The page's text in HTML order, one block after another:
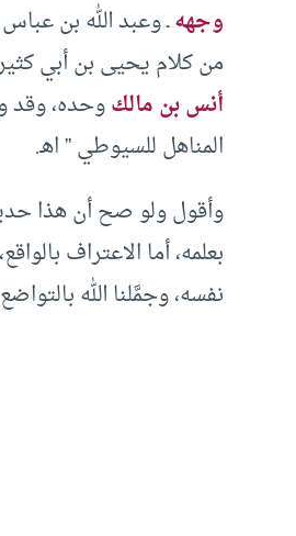
وجههـ وعبد الله بن
من كلام يحيى بن أبي
أنس بن مالكوحده، وقد
المناهل للسيوطي ” اهـ.
وأقول ولو صح أن هذا حديث
بعلمه، أما الاعتراف
نفسه، وجمَّلنا الله